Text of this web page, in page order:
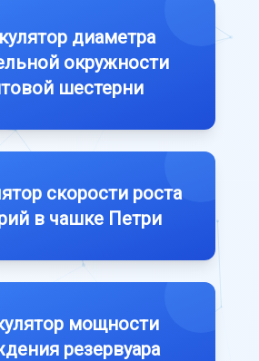
диаметра
окружности
шестерни
скорости роста
в чашке Петри
мощности
резервуара